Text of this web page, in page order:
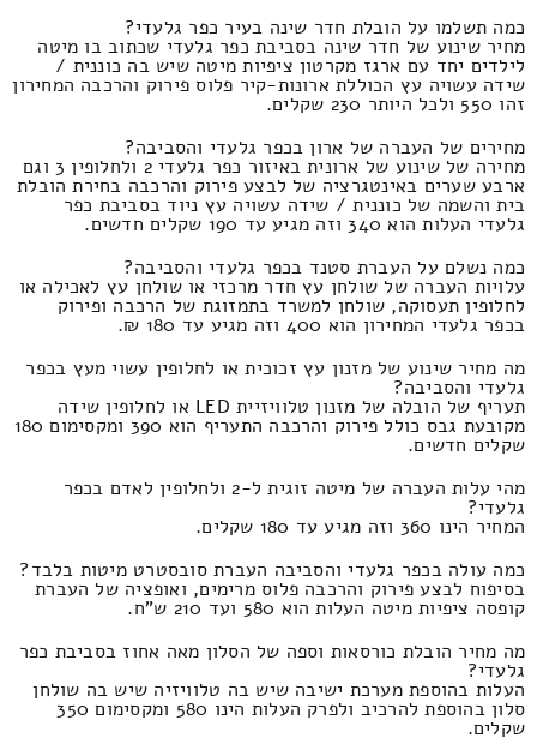
כמה תשלמו על הובלת חדר שינה בעיר כפר גלעדי?
מחיר שינוע של חדר שינה בסביבת כפר גלעדי שכתוב בו מיטה
לילדים יחד עם ארגז מקרטון ציפיות מיטה שיש בה כוננית /
שידה עשויה עץ הכוללת ארונות-קיר פלוס פירוק והרכבה המחירון
זהו 550 ולכל היותר 230 שקלים.
מחירים של העברה של ארון בכפר גלעדי והסביבה?
מחירה של שינוע של ארונית באיזור כפר גלעדי 2 ולחלופין 3 וגם
ארבע שערים באינטגרציה של לבצע פירוק והרכבה בחירת הובלת
בית והשמה של כוננית / שידה עשויה עץ ניוד בסביבת כפר
גלעדי העלות הוא 340 וזה מגיע עד 190 שקלים חדשים.
כמה נשלם על העברת סטנד בכפר גלעדי והסביבה?
עלויות העברה של שולחן עץ חדר מרכזי או שולחן עץ לאכילה או
לחלופין תעסוקה, שולחן למשרד בתמזוגת של הרכבה ופירוק
בכפר גלעדי המחירון הוא 400 וזה מגיע עד 180 ₪.
מה מחיר שינוע של מזנון עץ זכוכית או לחלופין עשוי מעץ בכפר
גלעדי והסביבה?
תעריף של הובלה של מזנון טלוויזיית LED או לחלופין שידה
מקובעת גבס כולל פירוק והרכבה התעריף הוא 390 ומקסימום 180
שקלים חדשים.
מהי עלות העברה של מיטה זוגית ל-2 ולחלופין לאדם בכפר
גלעדי?
המחיר הינו 360 וזה מגיע עד 180 שקלים.
כמה עולה בכפר גלעדי והסביבה העברת סובסטרט מיטות בלבד?
בסיפוח לבצע פירוק והרכבה פלוס מרימים, ואופציה של העברת
קופסה ציפיות מיטה העלות הוא 580 ועד 210 ש"ח.
מה מחיר הובלת כורסאות וספה של הסלון מאה אחוז בסביבת כפר
גלעדי?
העלות בהוספת מערכת ישיבה שיש בה טלוויזיה שיש בה שולחן
סלון בהוספת להרכיב ולפרק העלות הינו 580 ומקסימום 350
שקלים.